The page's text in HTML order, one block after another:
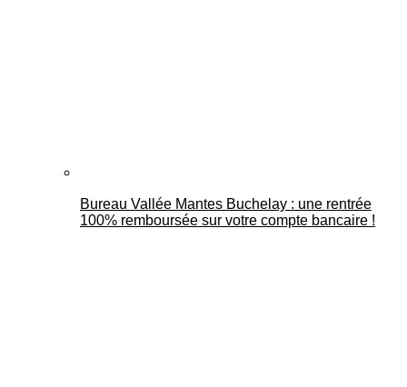
Bureau Vallée Mantes Buchelay : une rentrée
100% remboursée sur votre compte bancaire !